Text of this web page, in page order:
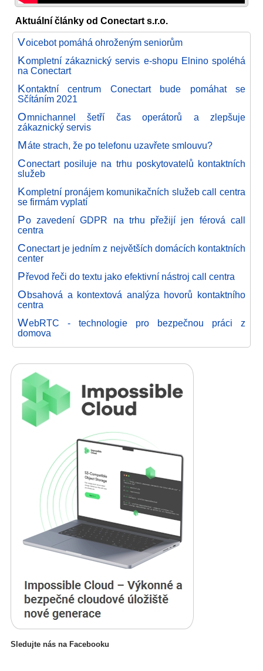
Aktuální články od Conectart s.r.o.
Voicebot pomáhá ohroženým seniorům
Kompletní zákaznický servis e-shopu Elnino spoléhá
na Conectart
Kontaktní centrum Conectart bude pomáhat se
Sčítáním 2021
Omnichannel šetří čas operátorů a zlepšuje
zákaznický servis
Máte strach, že po telefonu uzavřete smlouvu?
Conectart posiluje na trhu poskytovatelů kontaktních
služeb
Kompletní pronájem komunikačních služeb call centra
se firmám vyplatí
Po zavedení GDPR na trhu přežijí jen férová call
centra
Conectart je jedním z největších domácích kontaktních
center
Převod řeči do textu jako efektivní nástroj call centra
Obsahová a kontextová analýza hovorů kontaktního
centra
WebRTC - technologie pro bezpečnou práci z
domova
Sledujte nás na Facebooku